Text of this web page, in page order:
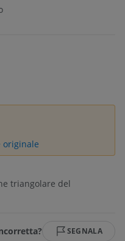
originale
triangolare del
SEGNALA